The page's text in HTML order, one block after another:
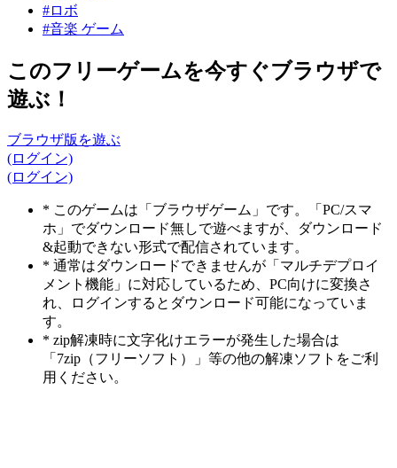
#ロボ
#音楽 ゲーム
このフリーゲームを今すぐブラウザで
遊ぶ！
ブラウザ版を遊ぶ
(ログイン)
(ログイン)
* このゲームは「ブラウザゲーム」です。「PC/スマ
ホ」でダウンロード無しで遊べますが、ダウンロード
&起動できない形式で配信されています。
* 通常はダウンロードできませんが「マルチデプロイ
メント機能」に対応しているため、PC向けに変換さ
れ、ログインするとダウンロード可能になっていま
す。
* zip解凍時に文字化けエラーが発生した場合は
「7zip（フリーソフト）」等の他の解凍ソフトをご利
用ください。